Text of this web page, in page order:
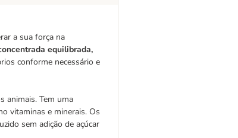
a sua força na
equilibrada,
conforme necessário e
animais. Tem uma
vitaminas e minerais. Os
sem adição de açúcar